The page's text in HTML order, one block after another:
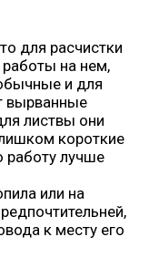
для расчистки
на нем,
и для
вырванные
листвы они
короткие
работу лучше
или на
к месту его